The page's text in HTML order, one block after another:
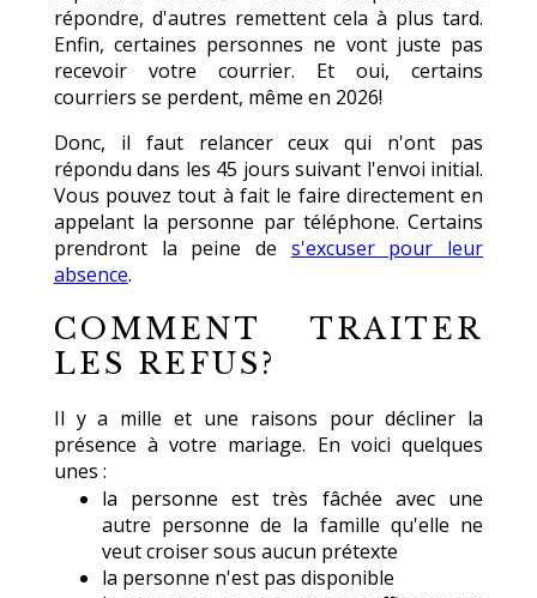
répondre, d'autres remettent cela à plus tard.
Enfin, certaines personnes ne vont juste pas
recevoir votre courrier. Et oui, certains
courriers se perdent, même en 2026!
Donc, il faut relancer ceux qui n'ont pas
répondu dans les 45 jours suivant l'envoi initial.
Vous pouvez tout à fait le faire directement en
appelant la personne par téléphone. Certains
prendront la peine de s'excuser pour leur
absence.
COMMENT TRAITER
LES REFUS?
Il y a mille et une raisons pour décliner la
présence à votre mariage. En voici quelques
unes :
la personne est très fâchée avec une
autre personne de la famille qu'elle ne
veut croiser sous aucun prétexte
la personne n'est pas disponible